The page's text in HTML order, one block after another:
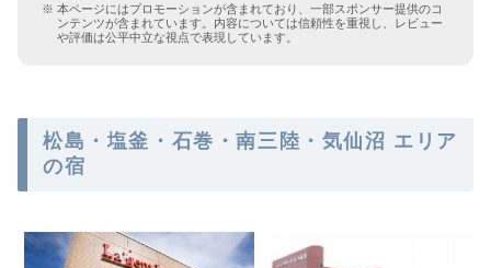
本ページにはプロモーションが含まれており、一部スポンサー提供のコ
ンテンツが含まれています。内容については信頼性を重視し、レビュー
や評価は公平中立な視点で表現しています。
松島・塩釜・石巻・南三陸・気仙沼 エリア
の宿